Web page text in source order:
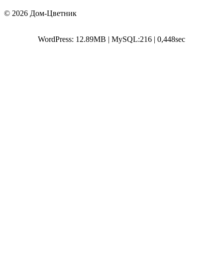
© 2026 Дом-Цветник
WordPress: 12.89MB | MySQL:216 | 0,448sec